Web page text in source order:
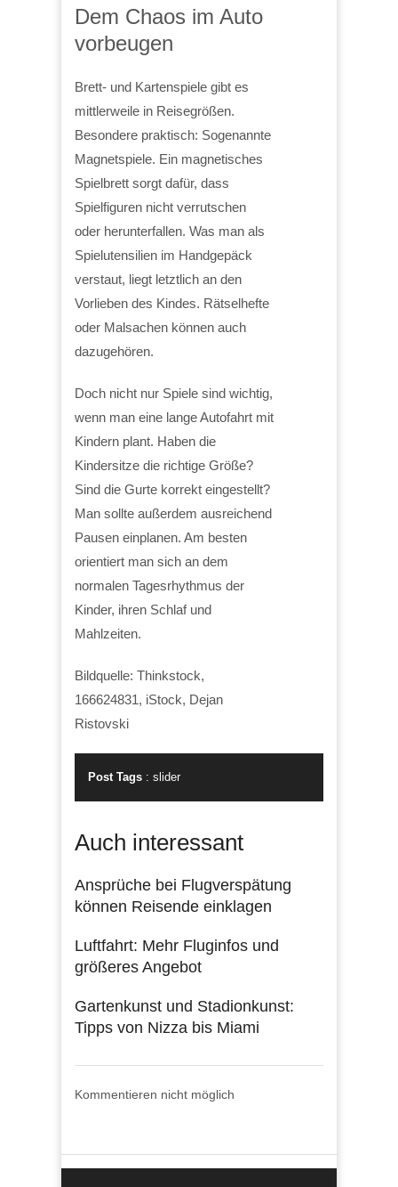
Dem Chaos im Auto
vorbeugen
Brett- und Kartenspiele gibt es
mittlerweile in Reisegrößen.
Besondere praktisch: Sogenannte
Magnetspiele. Ein magnetisches
Spielbrett sorgt dafür, dass
Spielfiguren nicht verrutschen
oder herunterfallen. Was man als
Spielutensilien im Handgepäck
verstaut, liegt letztlich an den
Vorlieben des Kindes. Rätselhefte
oder Malsachen können auch
dazugehören.
Doch nicht nur Spiele sind wichtig,
wenn man eine lange Autofahrt mit
Kindern plant. Haben die
Kindersitze die richtige Größe?
Sind die Gurte korrekt eingestellt?
Man sollte außerdem ausreichend
Pausen einplanen. Am besten
orientiert man sich an dem
normalen Tagesrhythmus der
Kinder, ihren Schlaf und
Mahlzeiten.
Bildquelle: Thinkstock,
166624831, iStock, Dejan
Ristovski
Post Tags : slider
Auch interessant
Ansprüche bei Flugverspätung
können Reisende einklagen
Luftfahrt: Mehr Fluginfos und
größeres Angebot
Gartenkunst und Stadionkunst:
Tipps von Nizza bis Miami
Kommentieren nicht möglich